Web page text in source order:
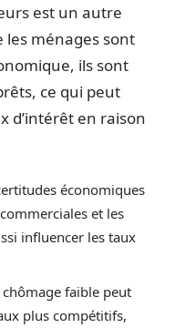
est un autre
ménages sont
ils sont
ce qui peut
d’intérêt en raison
économiques
et les
influencer les taux
faible peut
plus compétitifs,